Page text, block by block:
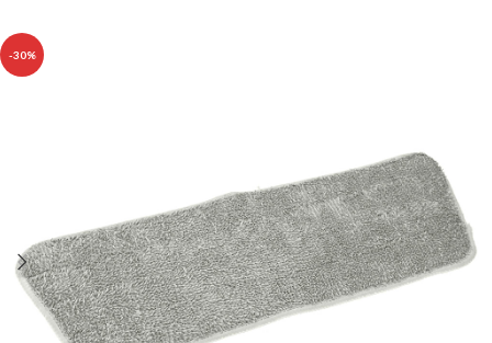
-30%